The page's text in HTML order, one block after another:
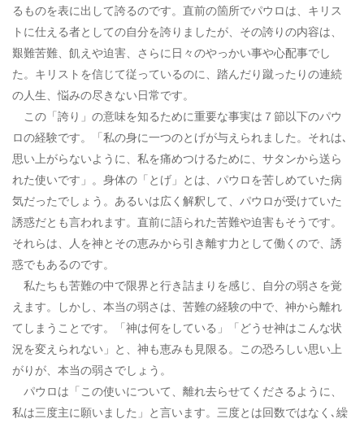
るものを表に出して誇るのです。直前の箇所でパウロは、キリス
トに仕える者としての自分を誇りましたが、その誇りの内容は、
艱難苦難、飢えや迫害、さらに日々のやっかい事や心配事でし
た。キリストを信じて従っているのに、踏んだり蹴ったりの連続
の人生、悩みの尽きない日常です。
この「誇り」の意味を知るために重要な事実は７節以下のパウ
ロの経験です。「私の身に一つのとげが与えられました。それは､
思い上がらないように、私を痛めつけるために、サタンから送ら
れた使いです」。身体の「とげ」とは、パウロを苦しめていた病
気だったでしょう。あるいは広く解釈して、パウロが受けていた
誘惑だとも言われます。直前に語られた苦難や迫害もそうです。
それらは、人を神とその恵みから引き離す力として働くので、誘
惑でもあるのです。
私たちも苦難の中で限界と行き詰まりを感じ、自分の弱さを覚
えます。しかし、本当の弱さは、苦難の経験の中で、神から離れ
てしまうことです。「神は何をしている」「どうせ神はこんな状
況を変えられない」と、神も恵みも見限る。この恐ろしい思い上
がりが、本当の弱さでしょう。
パウロは「この使いについて、離れ去らせてくださるように、
私は三度主に願いました」と言います。三度とは回数ではなく､繰